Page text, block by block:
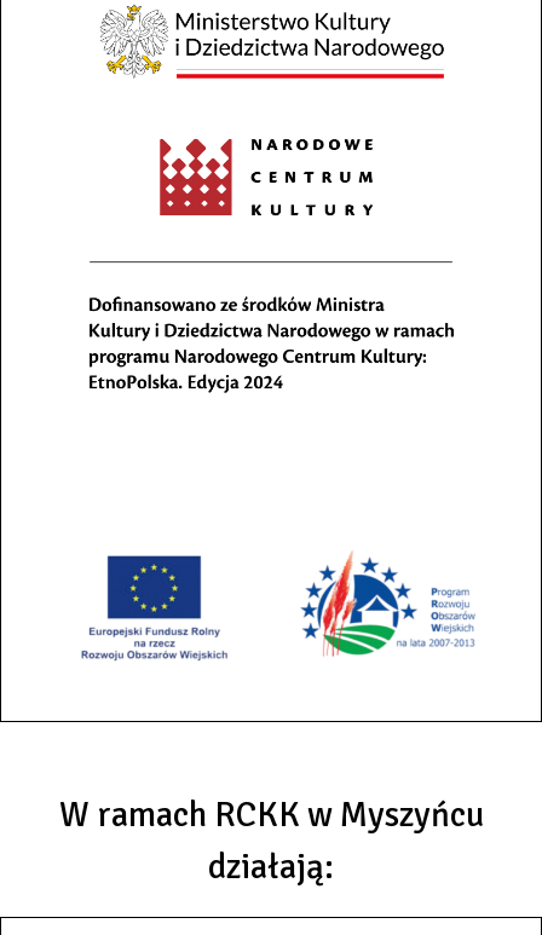
W ramach RCKK w Myszyńcu
działają: